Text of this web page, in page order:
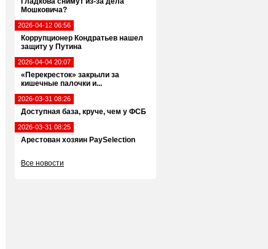
Мошковича?
2026-04-12 06:56
Коррупционер Кондратьев нашел
защиту у Путина
2026-04-04 20:07
«Перекресток» закрыли за
кишечные палочки и...
2026-03-31 08:26
Доступная база, круче, чем у ФСБ
2026-03-31 08:25
Арестован хозяин PaySelection
Все новости